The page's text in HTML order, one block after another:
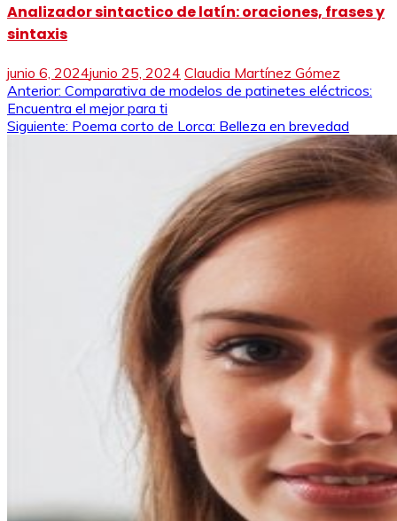
Analizador sintactico de latín: oraciones, frases y
sintaxis
junio 6, 2024junio 25, 2024 Claudia Martínez Gómez
Navegación
de
Anterior: Comparativa de modelos de patinetes eléctricos:
Encuentra el mejor para ti
Siguiente: Poema corto de Lorca: Belleza en brevedad